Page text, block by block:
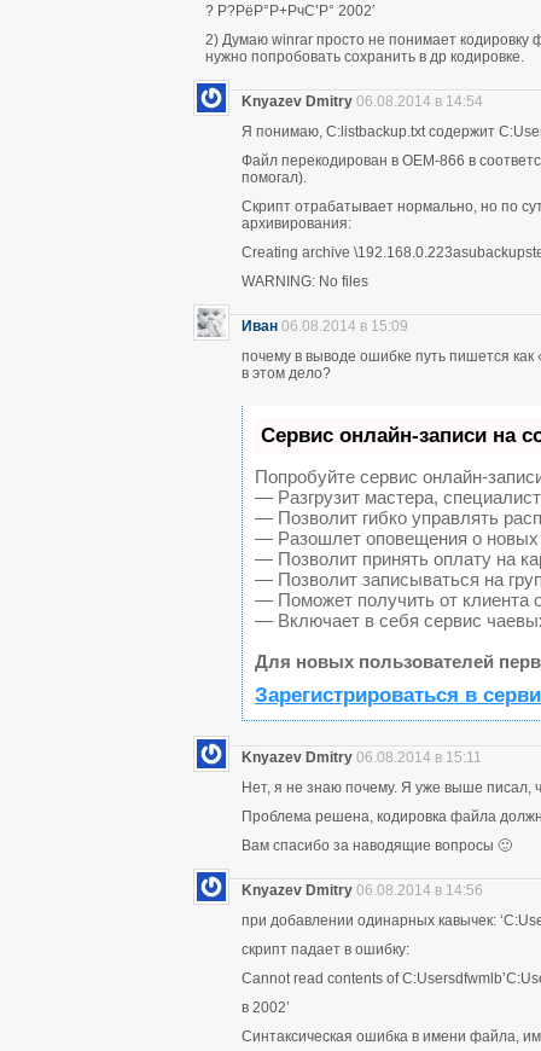
? Р?РёР°Р+РчС’Р° 2002′
2) Думаю winrar просто не понимает кодировку
нужно попробовать сохранить в др кодировке.
Knyazev Dmitry 06.08.2014 в 14:54
Я понимаю, C:listbackup.txt содержит
Файл перекодирован в OEM-866 в
помогал).
Скрипт отрабатывает нормально, но по
архивирования:
Creating archive
WARNING: No files
Иван 06.08.2014 в 15:09
почему в выводе ошибке путь пишется
в этом дело?
Сервис онлайн-записи на
Попробуйте сервис онлайн-
— Разгрузит мастера,
— Позволит гибко управлять
— Разошлет оповещения о новых
— Позволит принять оплату на
— Позволит записываться на
— Поможет получить от клиента
— Включает в себя сервис
Для новых пользователей
Зарегистрироваться в
Knyazev Dmitry 06.08.2014 в 15:11
Нет, я не знаю почему. Я уже выше писал,
Проблема решена, кодировка файла
Вам спасибо за наводящие вопросы 🙂
Knyazev Dmitry 06.08.2014 в 14:56
при добавлении одинарных кавычек:
скрипт падает в ошибку:
Cannot read contents of
в 2002’
Синтаксическая ошибка в имени файла,